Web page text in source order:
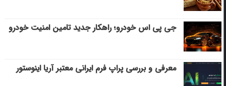
جی پی اس خودرو؛ راهکار جدید تامین امنیت خودرو
معرفی و بررسی پراپ فرم ایرانی معتبر آریا اینوستور